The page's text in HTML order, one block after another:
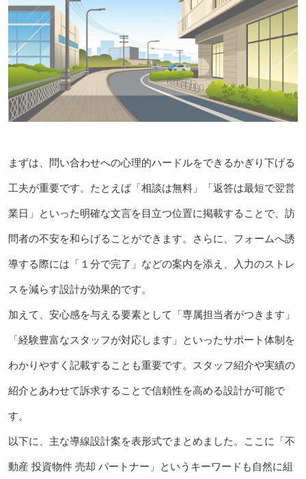
まずは、問い合わせへの心理的ハードルをできるかぎり下げる
工夫が重要です。たとえば「相談は無料」「返答は最短で翌営
業日」といった明確な文言を目立つ位置に掲載することで、訪
問者の不安を和らげることができます。さらに、フォームへ誘
導する際には「１分で完了」などの案内を添え、入力のストレ
スを減らす設計が効果的です。
加えて、安心感を与える要素として「専属担当者がつきます」
「経験豊富なスタッフが対応します」といったサポート体制を
わかりやすく記載することも重要です。スタッフ紹介や実績の
紹介とあわせて訴求することで信頼性を高める設計が可能で
す。
以下に、主な導線設計案を表形式でまとめました。ここに「不
動産 投資物件 売却 パートナー」というキーワードも自然に組